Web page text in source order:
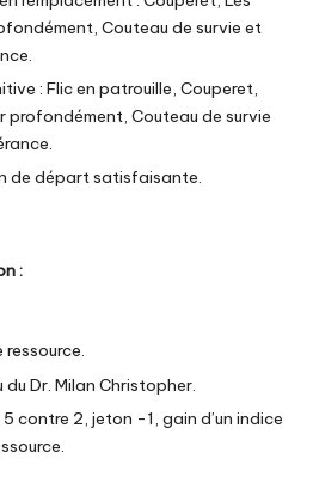
Couteau de survie et
: Flic en patrouille, Couperet,
profondément, Couteau de survie
de départ satisfaisante.
:
ressource.
du Dr. Milan Christopher.
contre 2, jeton -1, gain d’un indice